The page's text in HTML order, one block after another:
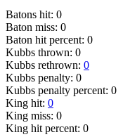
Batons hit: 0
Baton miss: 0
Baton hit percent: 0
Kubbs thrown: 0
Kubbs rethrown: 0
Kubbs penalty: 0
Kubbs penalty percent: 0
King hit: 0
King miss: 0
King hit percent: 0